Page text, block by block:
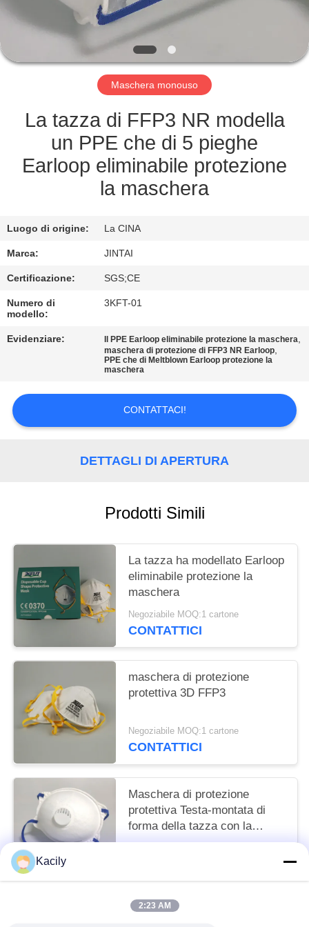
FABBRICA
CONTROLLO
DELLA
CONTATTACI
CASI
MAPPA
PRIVACY
Maschera monouso
La tazza di FFP3 NR modella
un PPE che di 5 pieghe
Earloop eliminabile protezione
la maschera
Luogo di origine: La CINA
Marca: JINTAI
Certificazione: SGS;CE
Numero di
modello:
3KFT-01
Evidenziare: Il PPE Earloop eliminabile protezione la maschera,
maschera di protezione di FFP3 NR Earloop,
PPE che di Meltblown Earloop protezione la
maschera
CONTATTACI!
DETTAGLI DI APERTURA
Prodotti Simili
La tazza ha modellato Earloop
eliminabile protezione la
maschera
Negoziabile MOQ:1 cartone
CONTATTICI
maschera di protezione
protettiva 3D FFP3
Negoziabile MOQ:1 cartone
CONTATTICI
Maschera di protezione
protettiva Testa-montata di
forma della tazza con la
valvola respirante
Kacily
2:23 AM